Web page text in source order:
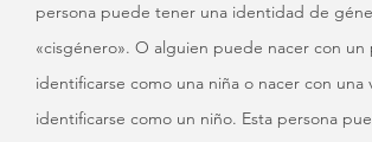
persona puede tener una identidad de
«cisgénero». O alguien puede nacer con un
identificarse como una niña o nacer con una
identificarse como un niño. Esta persona